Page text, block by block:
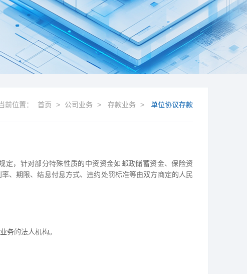
前位置： 首页 > 公司业务 > 存款业务 > 单位协议存款
，针对部分特殊性质的中资资金如邮政储蓄资金、保险资
、期限、结息付息方式、违约处罚标准等由双方商定的人民
务的法人机构。